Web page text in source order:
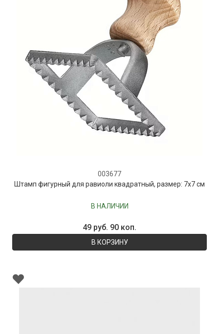
003677
Штамп фигурный для равиоли квадратный, размер: 7х7 см
В НАЛИЧИИ
49 руб. 90 коп.
В КОРЗИНУ